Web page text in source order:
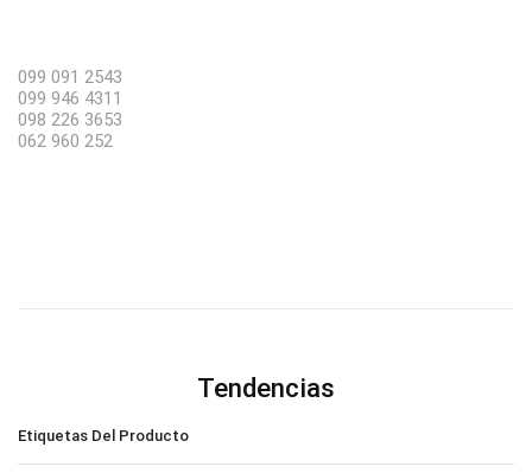
099 091 2543
099 946 4311
098 226 3653
062 960 252
Tendencias
Etiquetas Del Producto